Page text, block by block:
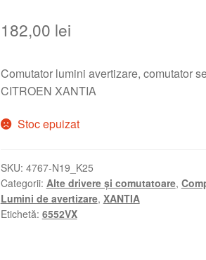
182,00 lei
Comutator lumini avertizare, comutator
CITROEN XANTIA
Stoc epuizat
SKU: 4767-N19_K25
Categorii: Alte drivere și comutatoare,
Lumini de avertizare, XANTIA
Etichetă: 6552VX